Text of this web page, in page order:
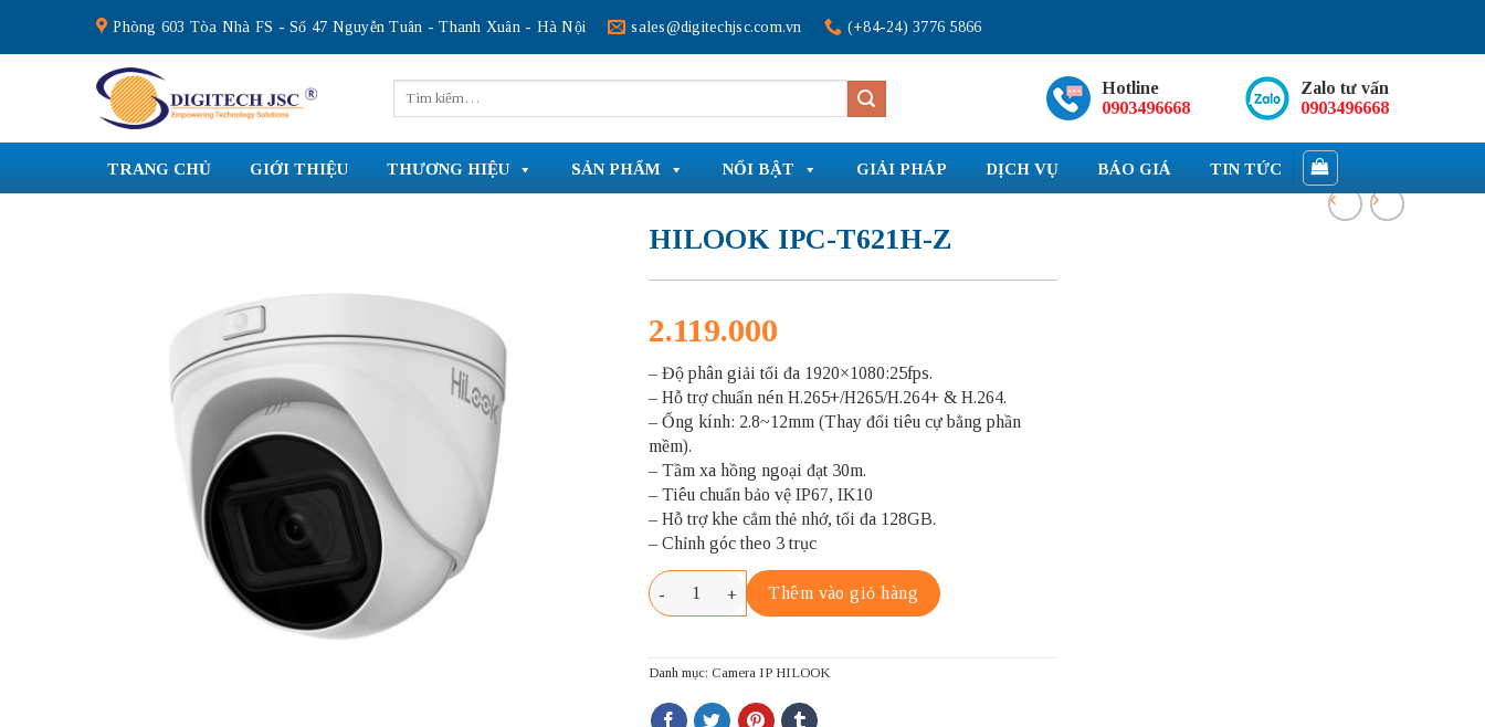
content
Phòng 603 Tòa Nhà FS - Số 47 Nguyễn Tuân - Thanh Xuân - Hà Nội sales@digitechjsc.com.vn (+84-24) 3776 5866
kiếm:
Hotline
0903496668
Zalo tư vấn
0903496668
TRANG CHỦ GIỚI THIỆU THƯƠNG HIỆU SẢN PHẨM NỔI BẬT GIẢI PHÁP DỊCH VỤ BÁO GIÁ TIN TỨC
HILOOK IPC-T621H-Z
2.119.000
– Độ phân giải tối đa 1920×1080:25fps.
– Hỗ trợ chuẩn nén H.265+/H265/H.264+ & H.264.
– Ống kính: 2.8~12mm (Thay đổi tiêu cự bằng phần
mềm).
– Tầm xa hồng ngoại đạt 30m.
– Tiêu chuẩn bảo vệ IP67, IK10
– Hỗ trợ khe cắm thẻ nhớ, tối đa 128GB.
– Chỉnh góc theo 3 trục
HILOOK IPC-T621H-Z số lượng
Thêm vào giỏ hàng
Danh mục: Camera IP HILOOK